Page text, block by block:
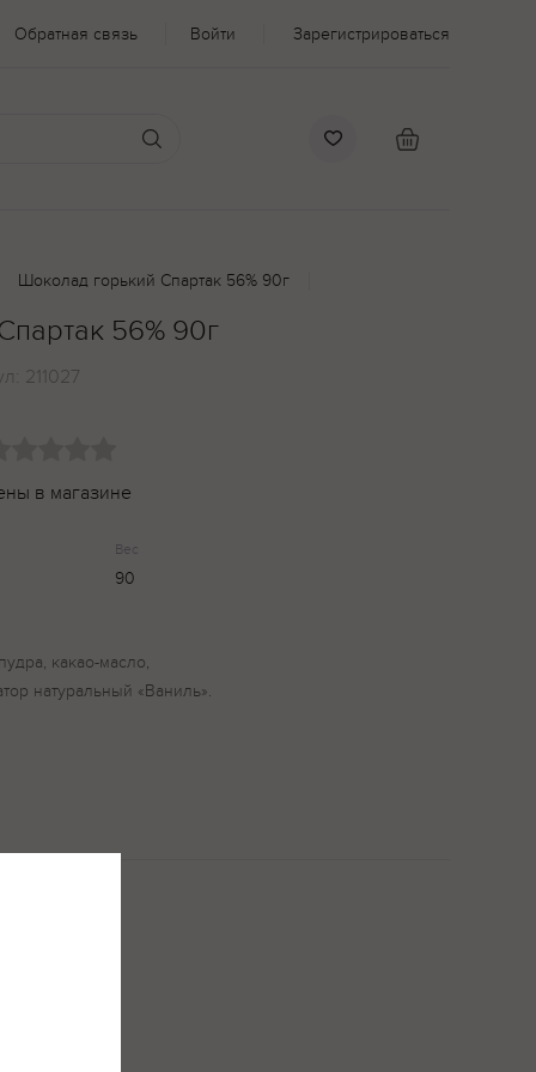
Обратная связь Войти Зарегистрироваться
Шоколад горький Спартак 56% 90г
56% 90г
211027
в магазине
Вес
90
какао-масло,
натуральный «Ваниль».